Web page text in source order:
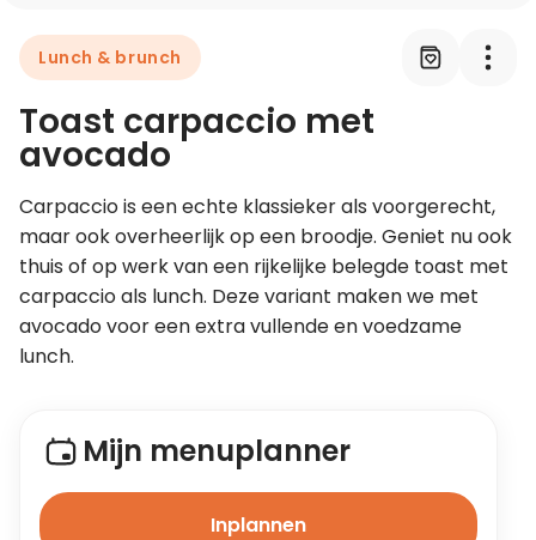
Leer koken als een chef
Kooktips & blogs
Lunch & brunch
Toast carpaccio met
avocado
Carpaccio is een echte klassieker als voorgerecht,
maar ook overheerlijk op een broodje. Geniet nu ook
thuis of op werk van een rijkelijke belegde toast met
carpaccio als lunch. Deze variant maken we met
avocado voor een extra vullende en voedzame
lunch.
Mijn menuplanner
Inplannen